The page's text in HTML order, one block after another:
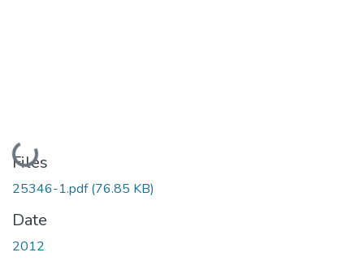
Loading...
Files
25346-1.pdf(76.85 KB)
Date
2012